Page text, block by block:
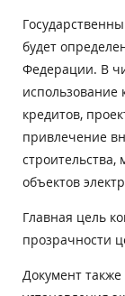
будет
Федерации. В
использование
кредитов,
привлечение
объектов
Главная цель
прозрачности
Документ